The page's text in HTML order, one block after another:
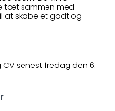
tæt sammen med
at skabe et godt og
senest fredag den 6.